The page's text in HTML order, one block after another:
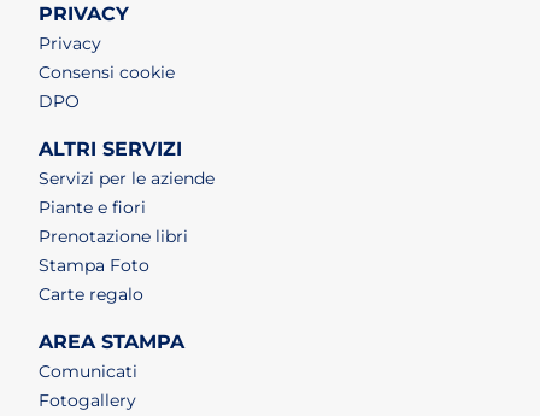
PRIVACY
Privacy
Consensi cookie
DPO
ALTRI SERVIZI
Servizi per le aziende
Piante e fiori
Prenotazione libri
Stampa Foto
Carte regalo
AREA STAMPA
Comunicati
Fotogallery